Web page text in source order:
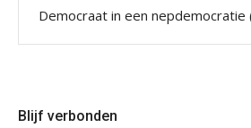
Democraat in een nepdemocratie
Blijf verbonden